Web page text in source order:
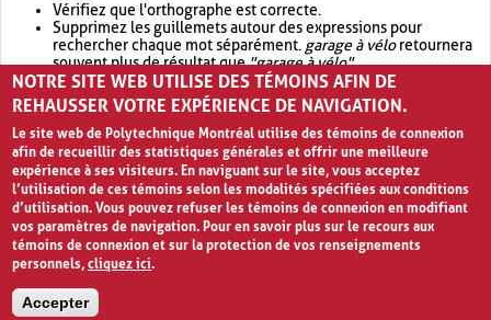
Vérifiez que l'orthographe est correcte.
Supprimez les guillemets autour des expressions pour
rechercher chaque mot séparément. garage à véloretournera
souvent plus de résultat que"garage à vélo".
Envisagez d'élargir votre recherche avec OR.garage OR vélo
retournera souvent plus de résultat quegarage à vélo
NOTRE SITE WEB UTILISE DES TÉMOINS AFIN DE
REHAUSSER VOTRE EXPÉRIENCE DE NAVIGATION.
Le site web de Polytechnique Montréal utilise des témoins de connexion
afin de recueillir des statistiques générales et offrir une meilleure
expérience à ses visiteurs. En naviguant sur le site, vous acceptez
l’utilisation de ces témoins selon les modalités spécifiées aux conditions
d’utilisation. Vous pouvez refuser les témoins de connexion en modifiant
vos paramètres de navigation. Pour en savoir plus sur le recours aux
témoins de connexion et sur la protection de vos renseignements
personnels,cliquez ici.
Accepter